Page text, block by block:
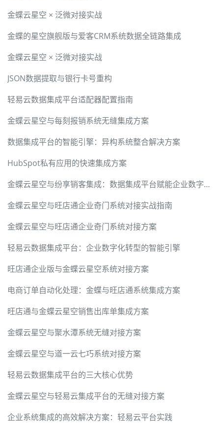
金蝶云星空 × 泛微对接实战
金蝶的星空旗舰版与爱客CRM系统数据全链路集成
金蝶云星空 × 泛微对接实战
JSON数据提取与银行卡号重构
轻易云数据集成平台适配器配置指南
金蝶云星空与每刻报销系统无缝集成方案
数据集成平台的智能引擎：异构系统整合解决方案
HubSpot私有应用的快速集成方案
金蝶云星空与纷享销客集成：数据集成平台赋能企业数字化转型
金蝶云星空与旺店通企业奇门系统对接实战指南
金蝶云星空与旺店通企业奇门系统对接方案
轻易云数据集成平台：企业数字化转型的智能引擎
旺店通企业版与金蝶云星空系统对接方案
电商订单自动化处理：金蝶与旺店通系统集成方案
旺店通与金蝶云星空销售出库单集成方案
金蝶云星空与聚水潭系统无缝对接方案
金蝶云星空与道一云七巧系统对接方案
轻易云数据集成平台的三大核心优势
金蝶云星空与轻易云集成平台的无缝对接方案
企业系统集成的高效解决方案：轻易云平台实践